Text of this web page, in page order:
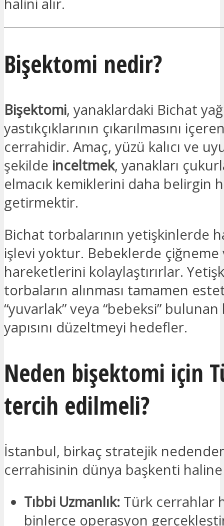
halini alır.
Bişektomi nedir?
Bişektomi, yanaklardaki Bichat yağ
yastıkçıklarının çıkarılmasını
cerrahidir. Amaç, yüzü kalıcı ve
şekilde inceltmek, yanakları
elmacık kemiklerini daha belirgin
getirmektir.
Bichat torbalarının yetişkinlerde
işlevi yoktur. Bebeklerde çiğneme
hareketlerini kolaylaştırırlar.
torbaların alınması tamamen
“yuvarlak” veya “bebeksi”
yapısını düzeltmeyi hedefler.
Neden bişektomi için
tercih edilmeli?
İstanbul, birkaç stratejik
cerrahisinin dünya başkenti
Tıbbi Uzmanlık: Türk cerrahlar
binlerce operasyon